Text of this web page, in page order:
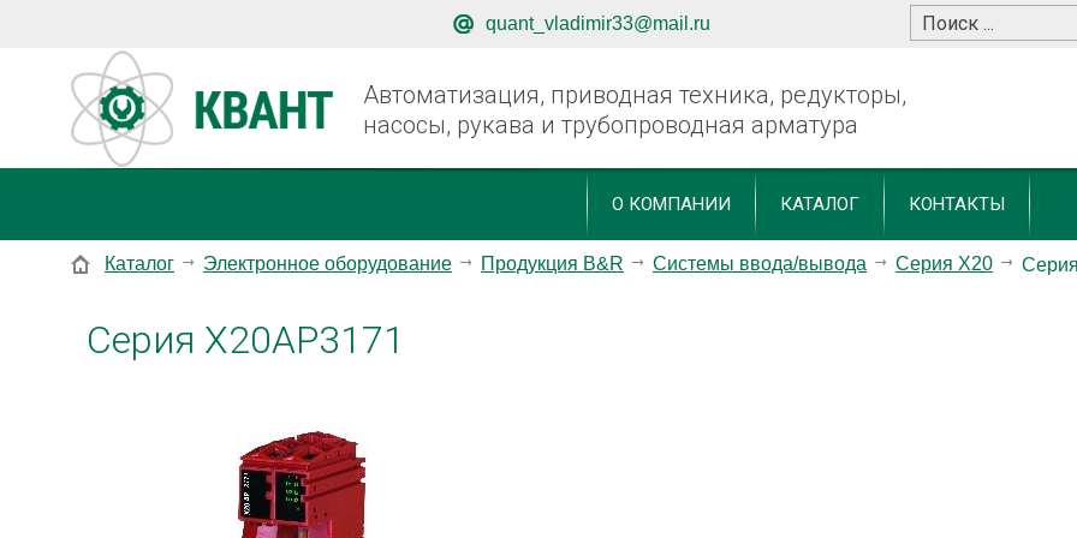
quant_vladimir33@mail.ru
Автоматизация, приводная техника, редукторы,
насосы, рукава и трубопроводная арматура
О КОМПАНИИ КАТАЛОГ КОНТАКТЫ
Каталог Электронное оборудование Продукция B&R Системы ввода/вывода Серия X20
Серия X20AP3171